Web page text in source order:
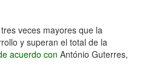
veces mayores que la
y superan el total de la
acuerdo con António Guterres,